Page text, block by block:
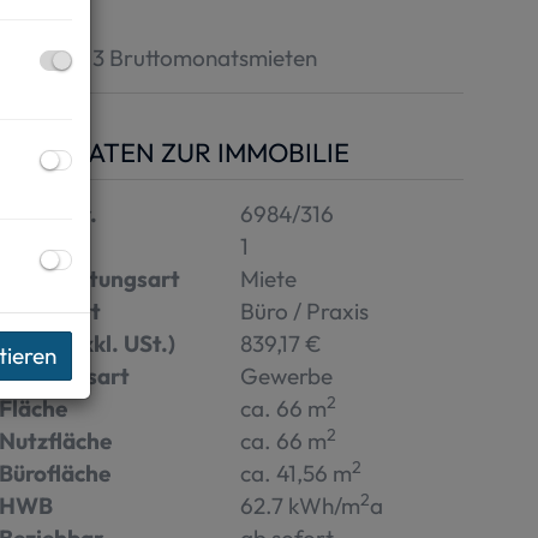
Kaution: 3 Bruttomonatsmieten
BASISDATEN ZUR IMMOBILIE
Objektnr.
6984/316
Zimmer
1
Vermarktungsart
Miete
Objektart
Büro / Praxis
Miete (exkl. USt.)
839,17 €
Nutzungsart
Gewerbe
Fläche
ca. 66 m2
Nutzfläche ca. 66 m2
Bürofläche ca. 41,56 m2
HWB 62.7 kWh/m2a